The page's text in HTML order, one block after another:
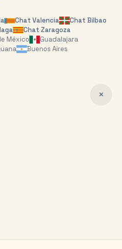
Chat Valencia ChatBilbao
Chat Zaragoza
México
Guadalajara
Buenos Aires
✕